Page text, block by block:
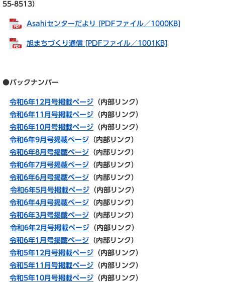
55-8513）
Asahiセンターだより [PDFファイル／1000KB]
旭まちづくり通信 [PDFファイル／1001KB]
●バックナンバー
令和6年12月号掲載ページ （内部リンク）
令和6年11月号掲載ページ （内部リンク）
令和6年10月号掲載ページ （内部リンク）
令和6年9月号掲載ページ （内部リンク）
令和6年8月号掲載ページ （内部リンク）
令和6年7月号掲載ページ （内部リンク）
令和6年6月号掲載ページ （内部リンク）
令和6年5月号掲載ページ （内部リンク）
令和6年4月号掲載ページ （内部リンク）
令和6年3月号掲載ページ （内部リンク）
令和6年2月号掲載ページ （内部リンク）
令和6年1月号掲載ページ （内部リンク）
令和5年12月号掲載ページ （内部リンク）
令和5年11 月号掲載ページ （内部リンク）
令和5年10月号掲載ページ （内部リンク）